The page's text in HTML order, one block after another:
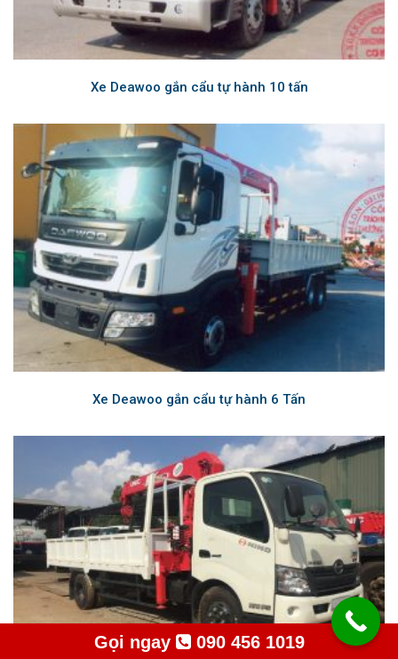
Xe Deawoo gắn cẩu tự hành 10 tấn
Xe Deawoo gắn cẩu tự hành 6 Tấn
Gọi ngay 090 456 1019